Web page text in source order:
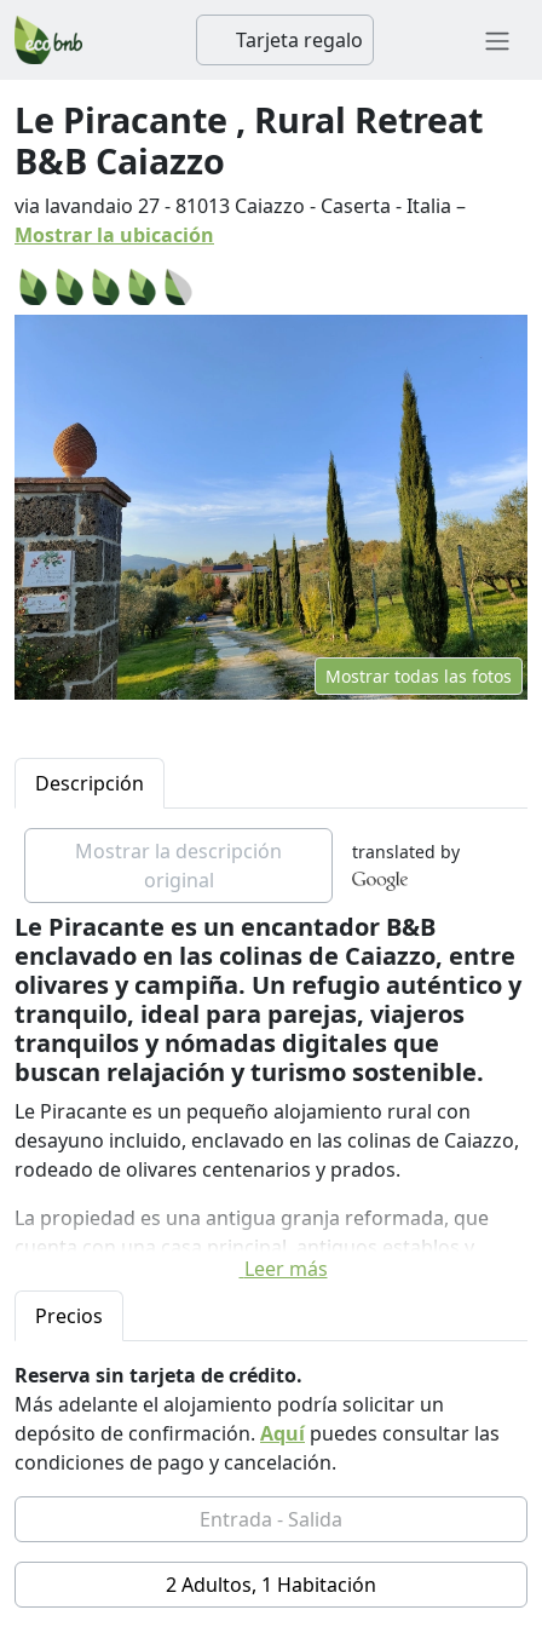
Tarjeta regalo
Le Piracante , Rural Retreat
B&B Caiazzo
via lavandaio 27-81013 Caiazzo - Caserta -Italia –
Mostrar la ubicación
Mostrar todas las fotos
Descripción
Mostrar la descripción
original
translated by
Le Piracante es un encantador B&B
enclavado en las colinas de Caiazzo, entre
olivares y campiña. Un refugio auténtico y
tranquilo, ideal para parejas, viajeros
tranquilos y nómadas digitales que
buscan relajación y turismo sostenible.
Le Piracante es un pequeño alojamiento rural con
desayuno incluido, enclavado en las colinas de Caiazzo,
rodeado de olivares centenarios y prados.
La propiedad es una antigua granja reformada, que
cuenta con una casa principal, antiguos establos y
zonas verdes donde pasear, relajarse y disfrutar del
paisaje rural.
decoradas en estilo vintage con detalles artesanales. La
habitación "Tra cielo e terra" consta de una habitación
doble, una habitación individual (que también puede
alojar una cama supletoria) y un baño privado. La
habitación "Tarotti" es una habitación doble amplia y
luminosa con cocina americana y baño privado.
El desayuno se prepara con productos locales de
proximidad, y nuestros huéspedes también tienen
Leer más
Precios
Reserva sin tarjeta de crédito.
Más adelante el alojamiento podría solicitar un
depósito de confirmación. Aquípuedes consultar las
condiciones de pago y cancelación.
2 Adultos, 1 Habitación